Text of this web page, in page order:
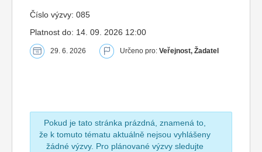
Číslo výzvy: 085
Platnost do: 14. 09. 2026 12:00
29. 6. 2026 Určeno pro: Veřejnost, Žadatel
Pokud je tato stránka prázdná, znamená to,
že k tomuto tématu aktuálně nejsou vyhlášeny
žádné výzvy. Pro plánované výzvy sledujte